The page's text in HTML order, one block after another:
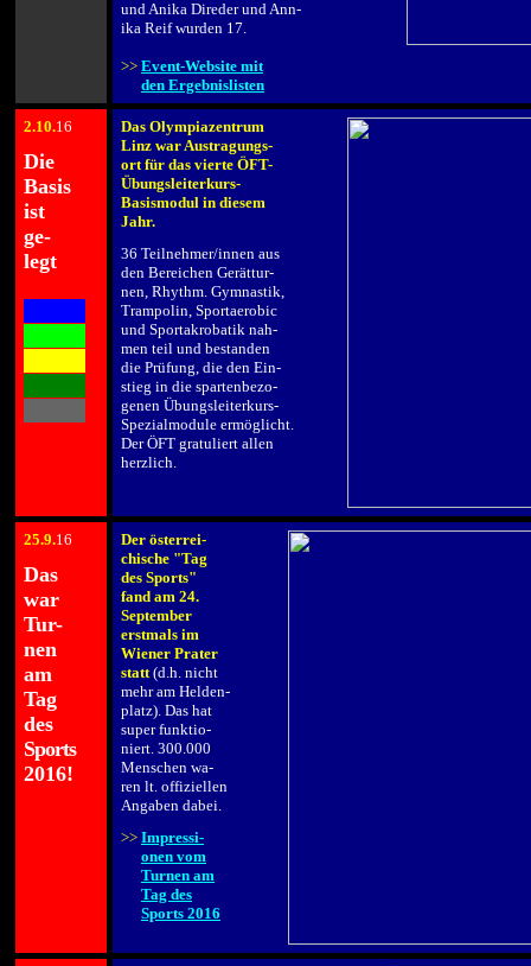
und Anika Direder und Ann-
ika Reif wurden 17.
>> Event-Website mit
den Ergebnislisten
2.10.16
Die
Basis
ist
ge-
legt
Das Olympiazentrum
Linz war Austragungs-
ort für das vierte ÖFT-
Übungsleiterkurs-
Basismodul in diesem
Jahr.
36 Teilnehmer/innen aus
den Bereichen Gerättur-
nen, Rhythm. Gymnastik,
Trampolin, Sportaerobic
und Sportakrobatik nah-
men teil und bestanden
die Prüfung, die den Ein-
stieg in die spartenbezo-
genen Übungsleiterkurs-
Spezialmodule ermöglicht.
Der ÖFT gratuliert allen
herzlich.
25.9.16
Das
war
Tur-
nen
am
Tag
des
Sports
2016!
Der österrei-
chische "Tag
des Sports"
fand am 24.
September
erstmals im
Wiener Prater
statt(d.h. nicht
mehr am Helden-
platz). Das hat
super funktio-
niert. 300.000
Menschen wa-
ren lt. offiziellen
Angaben dabei.
>> Impressi-
onen vom
Turnen am
Tag des
Sports 2016